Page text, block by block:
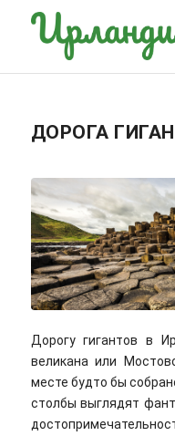
ДОРОГА
Дорогу гигантов в
великана или
месте будто бы
столбы выглядят